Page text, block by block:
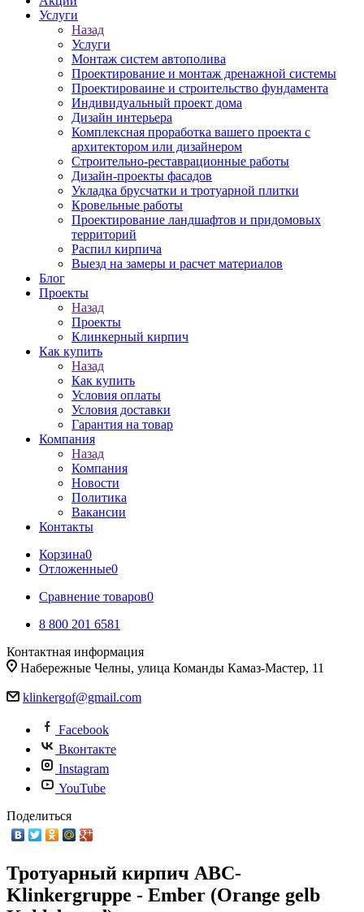
Услуги
Назад
Услуги
Монтаж систем автополива
Проектирование и монтаж дренажной системы
Проектироваине и строительство фундамента
Индивидуальный проект дома
Дизайн интерьера
Комплексная проработка вашего проекта с
архитектором или дизайнером
Строительно-реставрационные работы
Дизайн-проекты фасадов
Укладка брусчатки и тротуарной плитки
Кровельные работы
Проектирование ландшафтов и придомовых
территорий
Распил кирпича
Выезд на замеры и расчет материалов
Блог
Проекты
Назад
Проекты
Клинкерный кирпич
Как купить
Назад
Как купить
Условия оплаты
Условия доставки
Гарантия на товар
Компания
Назад
Компания
Новости
Политика
Вакансии
Контакты
Корзина0
Отложенные0
Сравнение товаров0
8 800 201 6581
Контактная информация
Набережные Челны, улица Команды Камаз-Мастер, 11
klinkergof@gmail.com
Facebook
Вконтакте
Instagram
YouTube
Поделиться
Тротуарный кирпич ABC-
Klinkergruppe - Ember (Orange gelb